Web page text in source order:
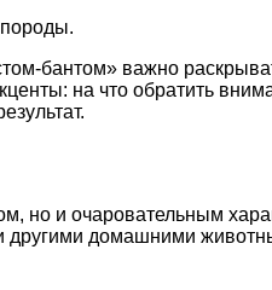
бантом» важно
на что обратить
но и очаровательным
другими домашними